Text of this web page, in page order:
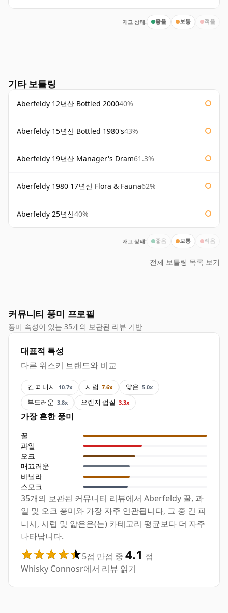
재고 상태: 좋음 보통 적음
기타 보틀링
Aberfeldy 12년산 Bottled 200040%
Aberfeldy 15년산 Bottled 1980's43%
Aberfeldy 19년산 Manager's Dram61.3%
Aberfeldy 1980 17년산 Flora & Fauna62%
Aberfeldy 25년산40%
재고 상태: 좋음 보통 적음
전체 보틀링 목록 보기
커뮤니티 풍미 프로필
풍미 속성이 있는 35개의 보관된 리뷰 기반
대표적 특성
다른 위스키 브랜드와 비교
긴 피니시 10.7x 시럽 7.6x 얇은 5.0x
부드러운 3.8x 오렌지 껍질 3.3x
가장 흔한 풍미
꿀
과일
오크
매끄러운
바닐라
스모크
35개의 보관된 커뮤니티 리뷰에서 Aberfeldy 꿀, 과
일 및 오크 풍미와 가장 자주 연관됩니다, 그 중 긴 피
니시, 시럽 및 얇은은(는) 카테고리 평균보다 더 자주
나타납니다.
5점 만점 중 4.1 점
Whisky Connosr에서 리뷰 읽기